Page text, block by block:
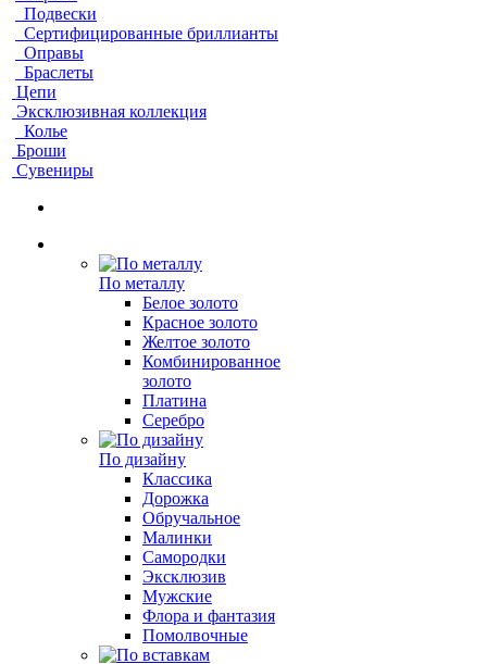
Подвески
Сертифицированные бриллианты
Оправы
Браслеты
Цепи
Эксклюзивная коллекция
Колье
Броши
Сувениры
По металлу
Белое золото
Красное золото
Желтое золото
Комбинированное
золото
Платина
Серебро
По дизайну
Классика
Дорожка
Обручальное
Малинки
Самородки
Эксклюзив
Мужские
Флора и фантазия
Помолвочные